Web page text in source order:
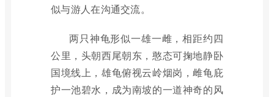
似与游人在沟通交流。
两只神龟形似一雄一雌，相距约四
公里，头朝西尾朝东，憨态可掬地静卧
国境线上，雄龟俯视云岭烟岗，雌龟庇
护一池碧水，成为南坡的一道神奇的风